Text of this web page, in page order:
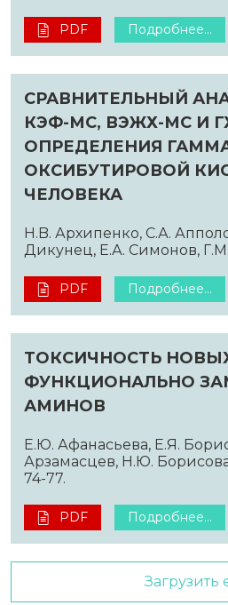
PDF Подробнее...
СРАВНИТЕЛЬНЫЙ
КЭФ-МС, ВЭЖХ-МС И
ОПРЕДЕЛЕНИЯ
ОКСИБУТИРОВОЙ
ЧЕЛОВЕКА
H.B. Архипенко, С.А.
Дикунец, Е.А. Симонов,
PDF Подробнее...
ТОКСИЧНОСТЬ
ФУНКЦИОНАЛЬНО
АМИНОВ
Е.Ю. Афанасьева, Е.Я.
Арзамасцев, Н.Ю.
74-77.
PDF Подробнее...
Загрузить